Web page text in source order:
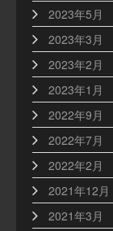
2023年5月
2023年3月
2023年2月
2023年1月
2022年9月
2022年7月
2022年2月
2021年12月
2021年3月